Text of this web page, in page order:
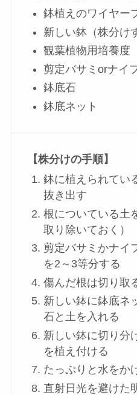
鉢植えのワイヤー
新しい鉢（株分け
観葉植物用培養度
剪定バサミorナイ
鉢底石
鉢底ネット
【株分けの手順】
鉢に植えられてい
抜き出す
根についている土
取り除いておく）
剪定バサミかナイ
を2～3等分する
傷んだ根は切り取
新しい鉢に鉢底ネ
石と土を入れる
新しい鉢に切り分
を植え付ける
たっぷりと水をか
直射日光を避けた